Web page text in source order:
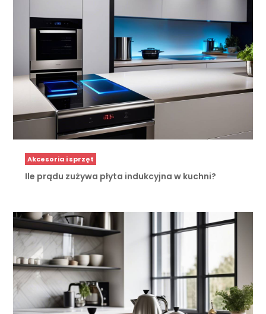
Akcesoria i sprzęt
Ile prądu zużywa płyta indukcyjna w kuchni?